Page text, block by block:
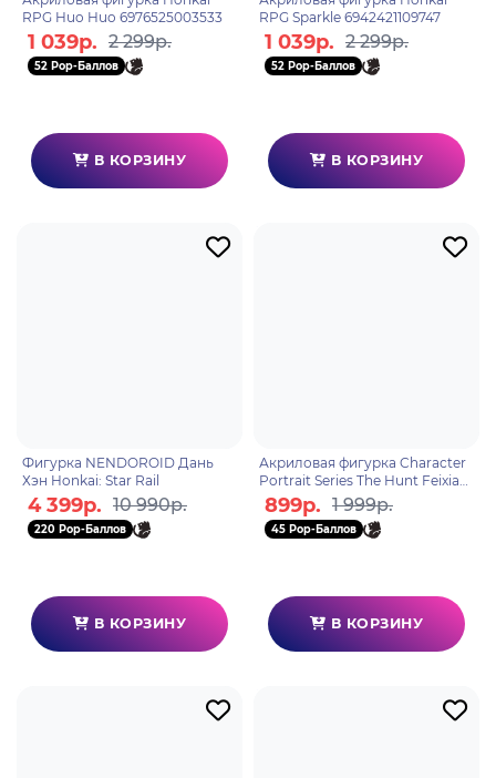
RPG Huo Huo 6976525003533
1 039р. 2 299р.
52 Pop-Баллов
В КОРЗИНУ
RPG Sparkle 6942421109747
1 039р. 2 299р.
52 Pop-Баллов
В КОРЗИНУ
Фигурка NENDOROID Дань
Хэн Honkai: Star Rail
4 399р. 10 990р.
220 Pop-Баллов
В КОРЗИНУ
Акриловая фигурка Character
Portrait Series The Hunt Feixiao
6942421145813
899р. 1 999р.
45 Pop-Баллов
В КОРЗИНУ